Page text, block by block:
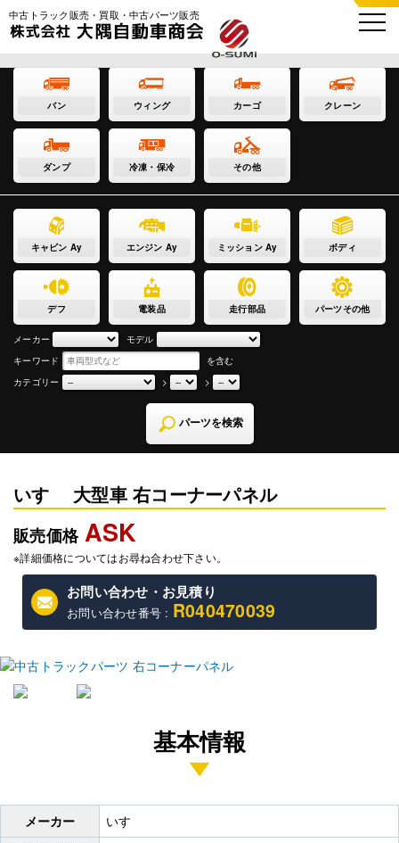
中古トラック販売・買取・中古パーツ販売
バン ウィング カーゴ クレーン
ダンプ 冷凍・保冷 その他
キャビン Ay エンジン Ay ミッション Ay ボディ
デフ 電装品 走行部品 パーツその他
メーカー
モデル
キーワード
を含む
カテゴリー
> >
パーツを検索
いすゞ 大型車 右コーナーパネル
販売価格 ASK
※詳細価格についてはお尋ね合わせ下さい。
お問い合わせ・お見積り
お問い合わせ番号 : R040470039
基本情報
メーカー
いすゞ